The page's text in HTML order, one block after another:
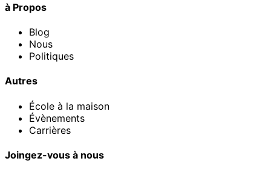
à Propos
Blog
Nous
Politiques
Autres
École à la maison
Évènements
Carrières
Joingez-vous à nous